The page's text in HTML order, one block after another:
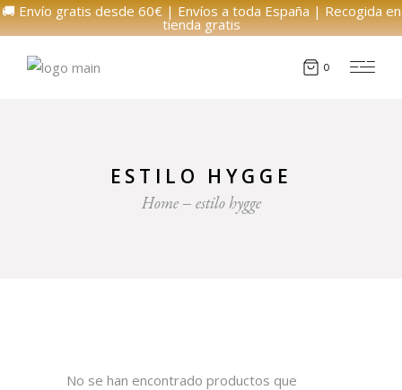
🚚 Envío gratis desde 60€ | Envíos a toda España | Recogida en
tienda gratis
0
ESTILO HYGGE
Home estilo hygge
No se han encontrado productos que